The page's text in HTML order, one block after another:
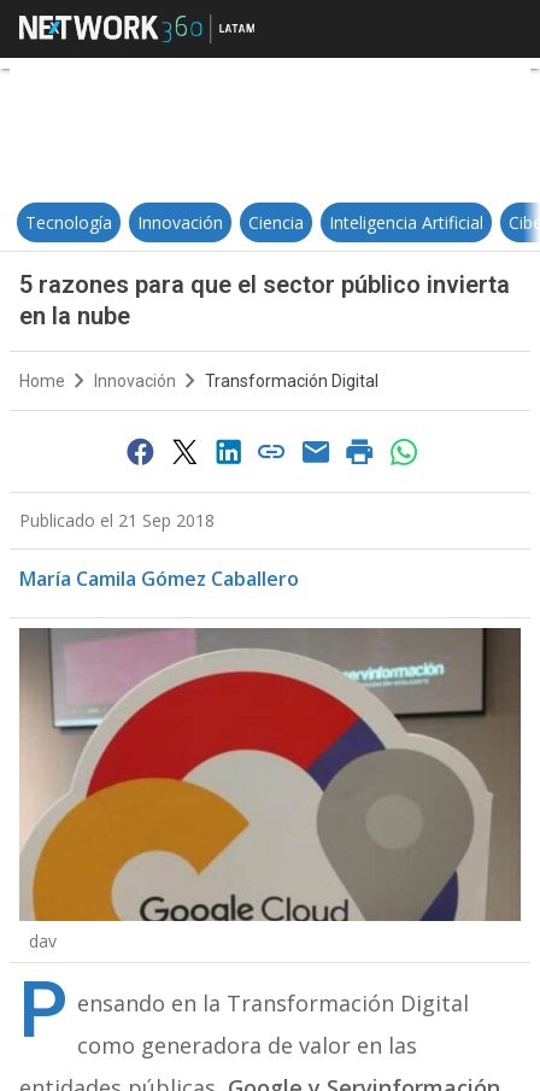
5 razones para que el sector
Tecnología Innovación Ciencia Inteligencia Artificial
5 razones para que el sector público invierta
en la nube
Home Innovación Transformación Digital
Publicado el 21 Sep 2018
María Camila Gómez Caballero
dav
P ensando en la Transformación Digital
como generadora de valor en las